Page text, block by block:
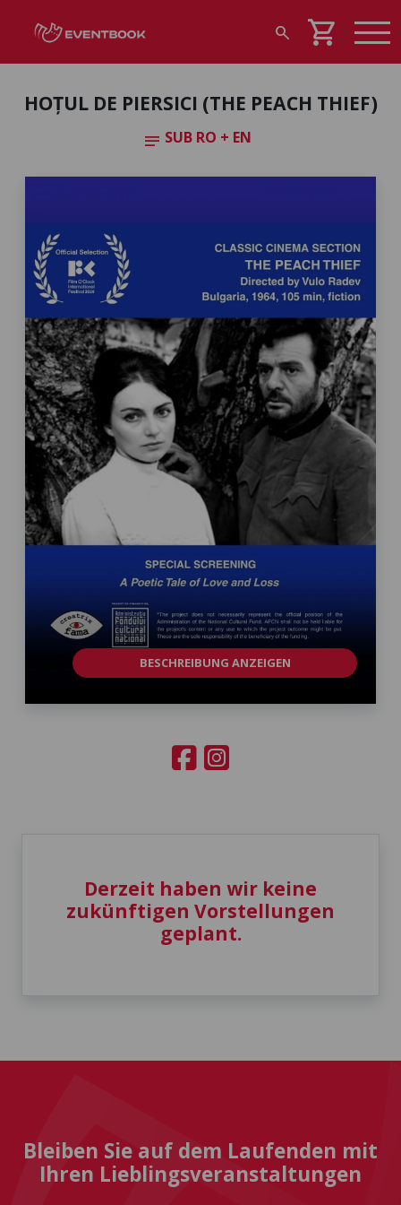
search shopping_cart
HOȚUL DE PIERSICI (THE PEACH THIEF)
notes SUB RO + EN
BESCHREIBUNG ANZEIGEN
Derzeit haben wir keine
zukünftigen Vorstellungen
geplant.
Bleiben Sie auf dem Laufenden mit
Ihren Lieblingsveranstaltungen